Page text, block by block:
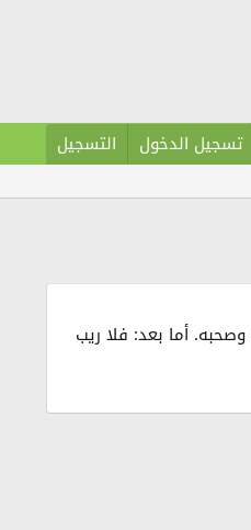
تسجيل الدخول التسجيل
أما بعد: فلا ريب